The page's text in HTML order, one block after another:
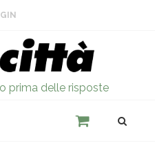
prima delle risposte